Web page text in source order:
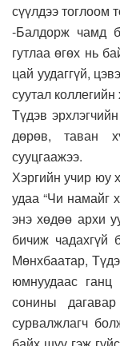
сүүлдээ тоглоом
-Балдорж чамд
гутлаа өгөх нь
цай уудаггүй,
суутал
Түдэв
дөрөв, таван
сууцгаажээ.
Хэргийн учир юу
удаа “Чи намайг
энэ хөдөө архи
бичиж чадахгүй
Мөнхбаатар,
юмнуудаас ганц
сонины
сурвалжлагч